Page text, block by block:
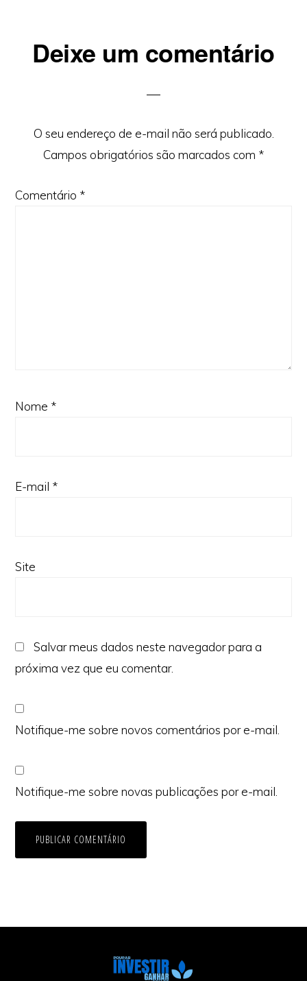
Reader
Deixe um comentário
O seu endereço de e-mail não será publicado.
Campos obrigatórios são marcados com *
Comentário *
Nome *
E-mail *
Site
Salvar meus dados neste navegador para a
próxima vez que eu comentar.
Notifique-me sobre novos comentários por e-mail.
Notifique-me sobre novas publicações por e-mail.